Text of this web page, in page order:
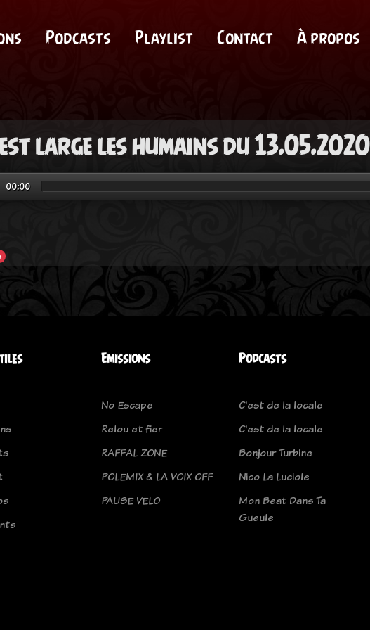
Podcasts Playlist Contact À propos
large les humains du 13.05.2020
00:00
Emissions
No Escape
Relou et fier
RAFFAL ZONE
POLEMIX & LA VOIX OFF
PAUSE VELO
Podcasts
C'est de la locale
C'est de la locale
Bonjour Turbine
Nico La Luciole
Mon Beat Dans Ta
Gueule